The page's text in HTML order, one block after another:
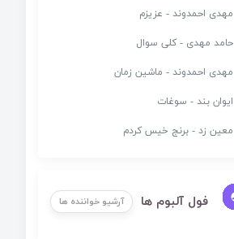
مهدی احمدوند - عزیزم
حامد مهدی - کلی سوال
مهدی احمدوند - ماشین زمان
ایوان بند - سوغات
معین زد - برنج خیس کردم
فول آلبوم ها آرشیو خواننده ها